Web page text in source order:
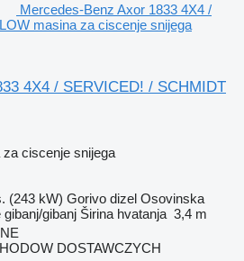
Mercedes-Benz Axor 1833 4X4 /
masina za ciscenje snijega
4X4 / SERVICED! / SCHMIDT
ciscenje snijega
(243 kW) Gorivo dizel Osovinska
gibanj/gibanj Širina hvatanja 3,4 m
DOSTAWCZYCH